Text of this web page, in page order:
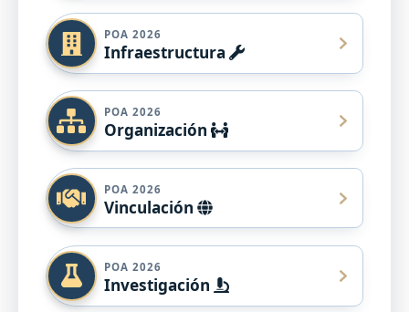
POA 2026
Infraestructura
POA 2026
Organización
POA 2026
Vinculación
POA 2026
Investigación